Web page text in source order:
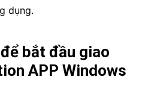
dụng.
bắt đầu giao
APP Windows